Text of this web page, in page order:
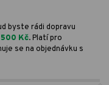
byste rádi dopravu
500 Kč. Platí pro
se na objednávku s